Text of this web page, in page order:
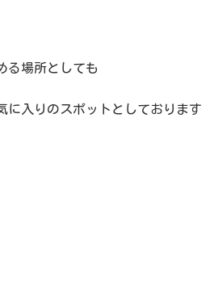
る場所としても
に入りのスポットとしております